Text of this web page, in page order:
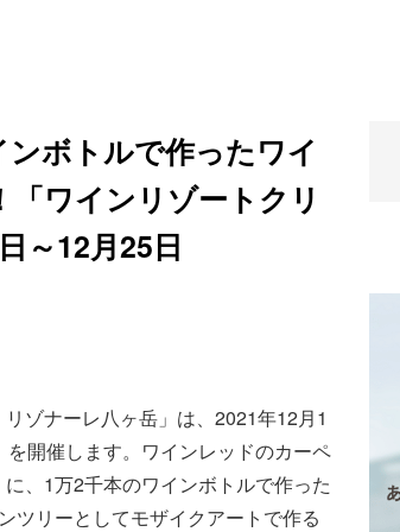
ンボトルで作ったワイ
ワインリゾートクリ
～12月25日
ゾナーレ八ヶ岳」は、2021年12月1
開催します。ワインレッドのカーペ
、1万2千本のワインボトルで作った
ツリーとしてモザイクアートで作る